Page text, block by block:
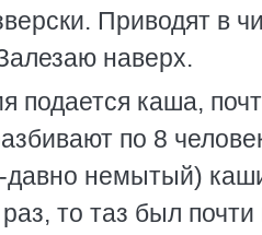
Приводят в
наверх.
подается каша,
по 8
давно немытый)
то таз был